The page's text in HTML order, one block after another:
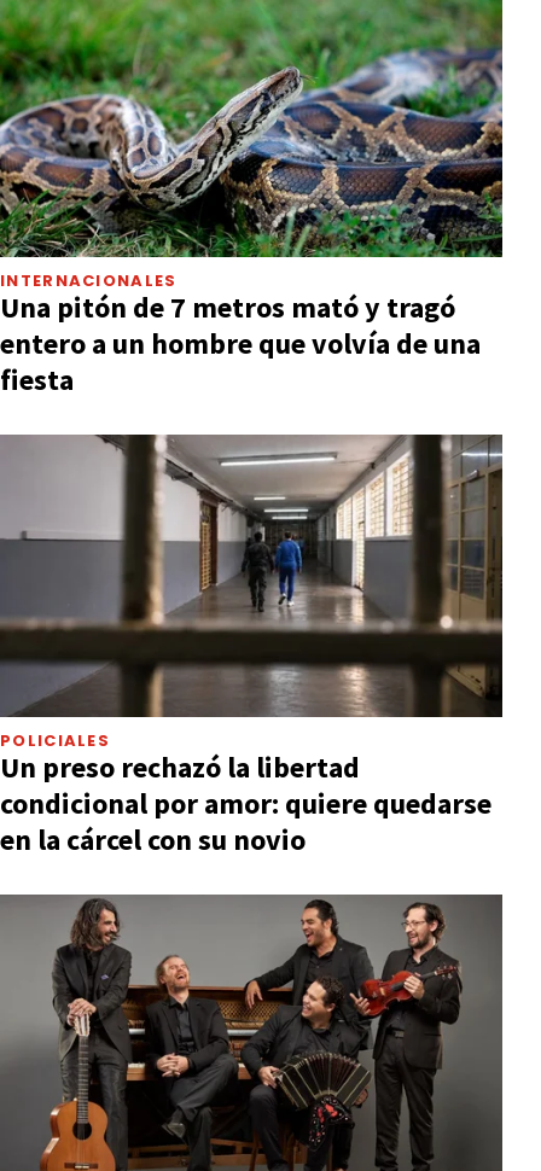
INTERNACIONALES
Una pitón de 7 metros mató y tragó
entero a un hombre que volvía de una
fiesta
POLICIALES
Un preso rechazó la libertad
condicional por amor: quiere quedarse
en la cárcel con su novio